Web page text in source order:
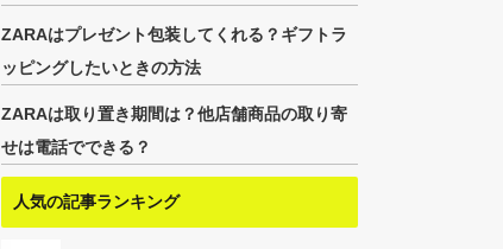
ZARAはプレゼント包装してくれる？ギフトラ
ッピングしたいときの方法
ZARAは取り置き期間は？他店舗商品の取り寄
せは電話でできる？
人気の記事ランキング